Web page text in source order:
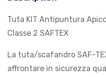
quantity
Tuta KIT Antipuntura
Classe 2 SAFTEX
La tuta/scafandro SAF-
affrontare in sicurezza